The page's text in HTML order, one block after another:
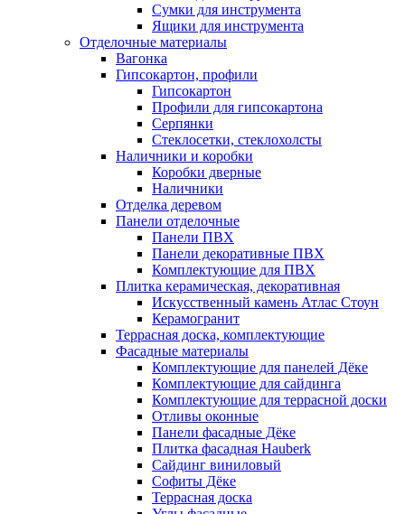
Сумки для инструмента
Ящики для инструмента
Отделочные материалы
Вагонка
Гипсокартон, профили
Гипсокартон
Профили для гипсокартона
Серпянки
Стеклосетки, стеклохолсты
Наличники и коробки
Коробки дверные
Наличники
Отделка деревом
Панели отделочные
Панели ПВХ
Панели декоративные ПВХ
Комплектующие для ПВХ
Плитка керамическая, декоративная
Искусственный камень Атлас Стоун
Керамогранит
Террасная доска, комплектующие
Фасадные материалы
Комплектующие для панелей Дёке
Комплектующие для сайдинга
Комплектующие для террасной доски
Отливы оконные
Панели фасадные Дёке
Плитка фасадная Hauberk
Сайдинг виниловый
Софиты Дёке
Террасная доска